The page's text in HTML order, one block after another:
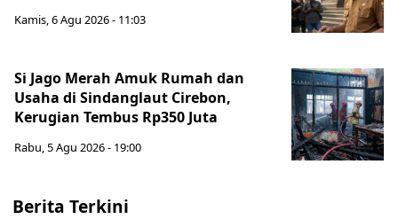
Kamis, 6 Agu 2026 - 11:03
Si Jago Merah Amuk Rumah dan
Usaha di Sindanglaut Cirebon,
Kerugian Tembus Rp350 Juta
Rabu, 5 Agu 2026 - 19:00
Berita Terkini